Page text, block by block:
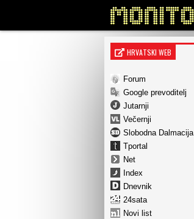
HRVATSKI WEB
Forum
Google prevoditelj
Jutarnji
Večernji
Slobodna Dalmacija
Tportal
Net
Index
Dnevnik
24sata
Novi list